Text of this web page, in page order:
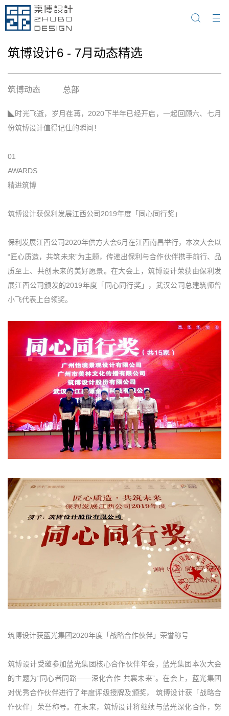
筑博设计6 - 7月动态精选
筑博动态 总部
◣时光飞逝，岁月荏苒，2020下半年已经开启，一起回顾六、七月
份筑博设计值得记住的瞬间！
01
AWARDS
精进筑博
筑博设计获保利发展江西公司2019年度「同心同行奖」
保利发展江西公司2020年供方大会6月在江西南昌举行，本次大会以
“匠心质造，共筑未来”为主题，传递出保利与合作伙伴携手前行、品
质至上、共创未来的美好愿景。在大会上，筑博设计荣获由保利发
展江西公司颁发的2019年度「同心同行奖」，武汉公司总建筑师曾
小飞代表上台领奖。
筑博设计获蓝光集团2020年度「战略合作伙伴」荣誉称号
筑博设计受邀参加蓝光集团核心合作伙伴年会，蓝光集团本次大会
的主题为“同心者同路——深化合作 共襄未来”。在会上，蓝光集团
对优秀合作伙伴进行了年度评级授牌及颁奖， 筑博设计获「战略合
作伙伴」荣誉称号。在未来，筑博设计将继续与蓝光深化合作，努